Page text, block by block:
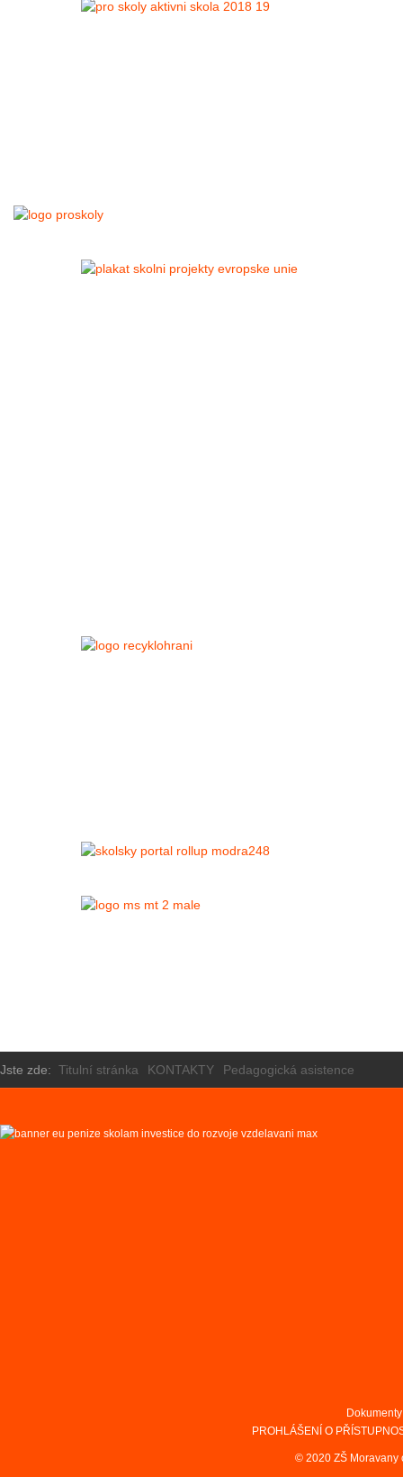
Jste zde: Titulní stránka KONTAKTY Pedagogická asistence
Dokumenty
PROHLÁŠENÍ O
© 2020 ZŠ Moravany